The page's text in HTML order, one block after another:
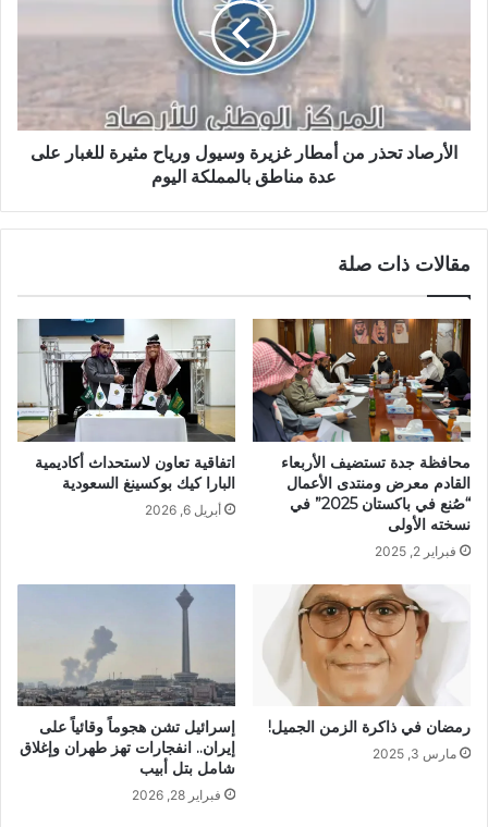
الأرصاد تحذر من أمطار غزيرة وسيول ورياح مثيرة للغبار على
عدة مناطق بالمملكة اليوم
مقالات ذات صلة
محافظة جدة تستضيف الأربعاء
القادم معرض ومنتدى الأعمال
“صُنع في باكستان 2025” في
نسخته الأولى
فبراير 2, 2025
اتفاقية تعاون لاستحداث أكاديمية
البارا كيك بوكسينغ السعودية
أبريل 6, 2026
رمضان في ذاكرة الزمن الجميل!
مارس 3, 2025
إسرائيل تشن هجوماً وقائياً على
إيران.. انفجارات تهز طهران وإغلاق
شامل بتل أبيب
فبراير 28, 2026